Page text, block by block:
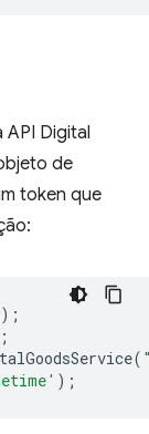
Digital
de
token que
;
(
);